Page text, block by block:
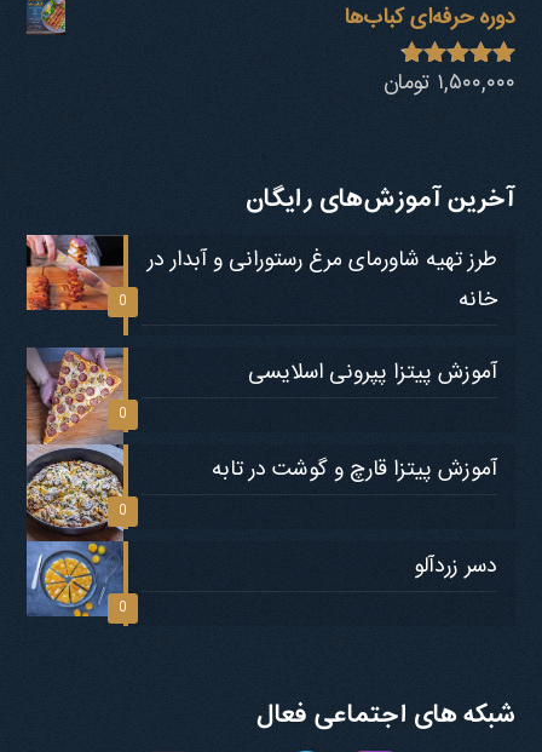
دوره حرفه‌ای کباب‎‌ها
نمره4.73
۱,۵۰۰,۰۰۰ تومان
آخرین آموزش‌های رایگان
0
طرز تهیه شاورمای مرغ رستورانی و آبدار در
خانه
0
آموزش پیتزا پپرونی اسلایسی
0
آموزش پیتزا قارچ و گوشت در تابه
0
دسر زردآلو
شبکه های اجتماعی فعال